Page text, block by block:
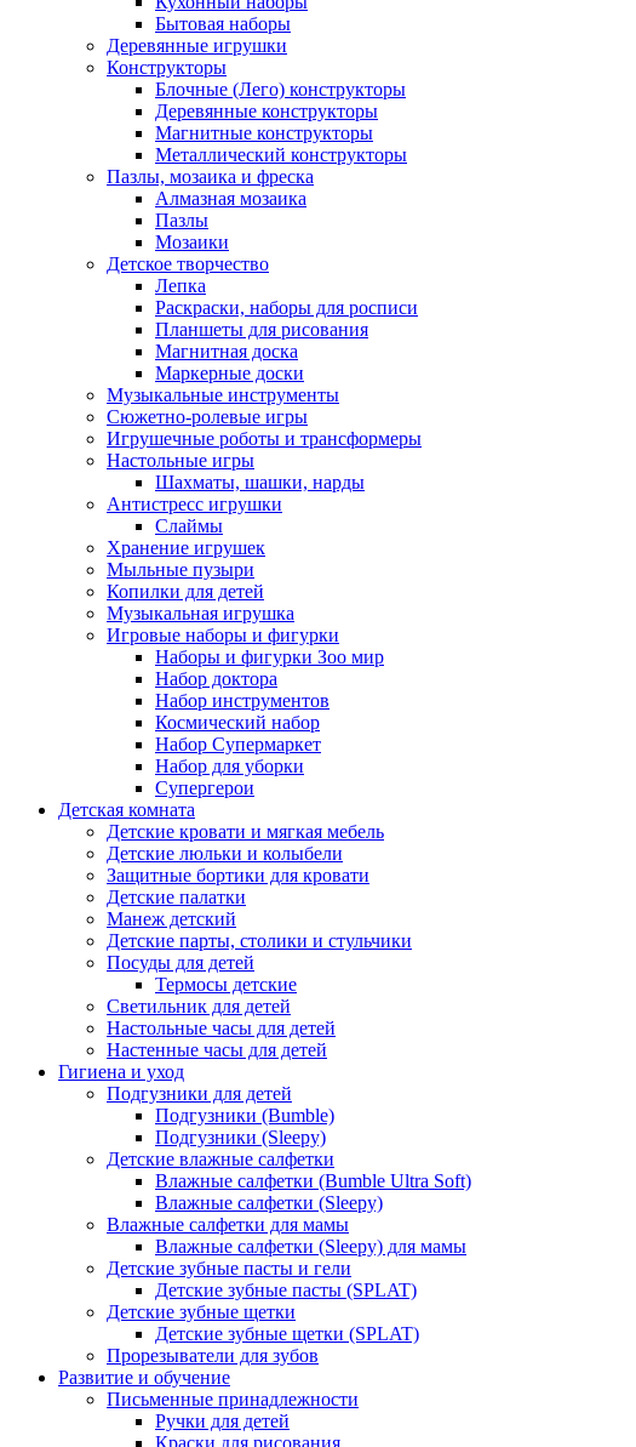
Бытовая наборы
Деревянные игрушки
Конструкторы
Блочные (Лего) конструкторы
Деревянные конструкторы
Магнитные конструкторы
Металлический конструкторы
Пазлы, мозаика и фреска
Алмазная мозаика
Пазлы
Мозаики
Детское творчество
Лепка
Раскраски, наборы для росписи
Планшеты для рисования
Магнитная доска
Маркерные доски
Музыкальные инструменты
Сюжетно-ролевые игры
Игрушечные роботы и трансформеры
Настольные игры
Шахматы, шашки, нарды
Антистресс игрушки
Слаймы
Хранение игрушек
Мыльные пузыри
Копилки для детей
Музыкальная игрушка
Игровые наборы и фигурки
Наборы и фигурки Зоо мир
Набор доктора
Набор инструментов
Космический набор
Hабор Супермаркет
Набор для уборки
Супергерои
Детская комната
Детские кровати и мягкая мебель
Детские люльки и колыбели
Защитные бортики для кровати
Детские палатки
Манеж детский
Детские парты, столики и стульчики
Посуды для детей
Термосы детские
Светильник для детей
Настольные часы для детей
Настенные часы для детей
Гигиена и уход
Подгузники для детей
Подгузники (Bumble)
Подгузники (Sleepy)
Детские влажные салфетки
Влажные салфетки (Bumble Ultra Soft)
Влажные салфетки (Sleepy)
Влажные салфетки для мамы
Влажные салфетки (Sleepy) для мамы
Детские зубные пасты и гели
Детские зубные пасты (SPLAT)
Детские зубные щетки
Детские зубные щетки (SPLAT)
Прорезыватели для зубов
Развитие и обучение
Письменные принадлежности
Ручки для детей
Краски для рисования